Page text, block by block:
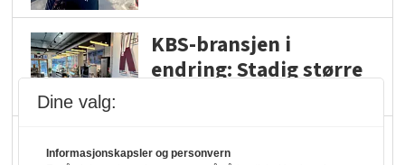
KBS-bransjen i
endring: Stadig større
Vokser med ferdigmat
Dine valg:
Informasjonskapsler og personvern